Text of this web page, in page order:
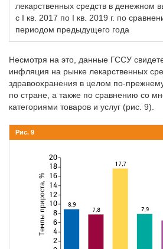
лекарственных средств в денежном
с I кв. 2017 по I кв. 2019 г. по
периодом предыдущего года
Несмотря на это, данные ГССУ
инфляция на рынке лекарственных
здравоохранения в целом по-
по стране, а также по сравнению со
категориями товаров и услуг (рис. 9).
Рис. 9